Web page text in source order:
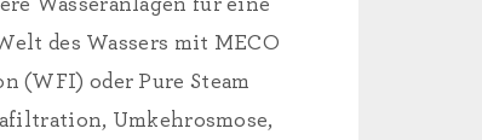
Wasseranlagen für eine
des Wassers mit MECO
(WFI) oder Pure Steam
Umkehrosmose,